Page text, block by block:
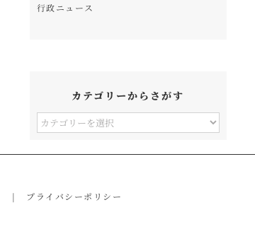
行政ニュース
カテゴリーからさがす
カ
ー
プライバシーポリシー